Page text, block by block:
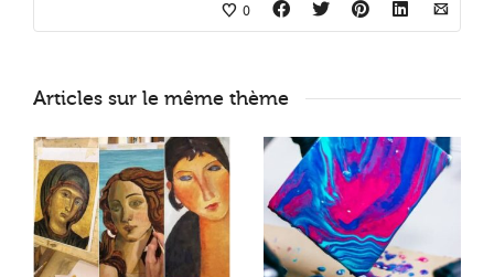
0
Articles sur le même thème